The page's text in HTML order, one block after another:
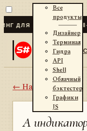
.NET И PYTHON✦70+
Все
продукты
Дизайнер
Терминал
Гидра
API
Shell
Облачный
бэктестер
Графики
JS
← Назад
А